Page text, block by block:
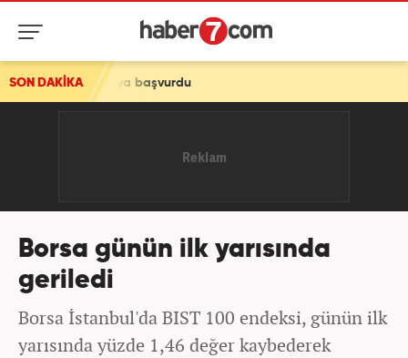
SON DAKİKA
başvurdu
Borsa günün ilk yarısında
geriledi
Borsa İstanbul'da BIST 100 endeksi, günün ilk
yarısında yüzde 1,46 değer kaybederek